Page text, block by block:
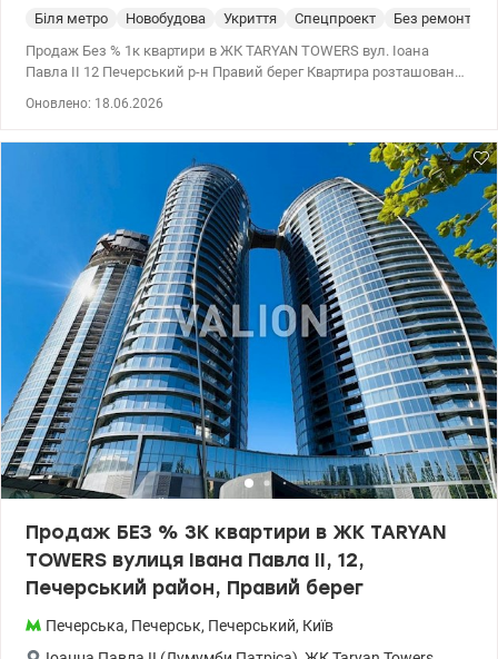
Біля метро Новобудова Укриття Спецпроект
Без ремонта
Продаж Без % 1к квартири в ЖК TARYAN TOWERS вул. Іоана
Павла II 12 Печерський р-н Правий берег Квартира розташована
квартири 45.4 м2 TARYAN TOWERS — Ікона майбутнього на мапі
де кожен елемент створений для вашого абсолютного комфорту
та безпеки. Вежі майбутнього, об'єднані скляними мостами,
відкривають можливості, яких немає в жодному іншому проєкті.
Унікальна інфраструктура «Life-Style»: • На даху першої вежі:
Авторський панорамний ресторан з терасою під відкритим
небом та неймовірним видом на центр Києва. • На даху другої
вежі: Зелений парк та зона відпочинку — оаза тиші та свіжого
повітря на висоті пташиного польоту. • На даху третьої вежі:
Власний планетарій — для тих, хто прагне торкнутися зірок, не
виходячи з дому. Спорт на межі можливостей: • Fitness & SPA
TSARSKY: Унікальний спортивний простір на другому поверсі.
Преміальний тренажерний зал, басейни та зона релаксації
світового рівня. • Панорамна бігова доріжка: Для поціновувачів
кардіо — професійна доріжка на рівні 30-го поверху, що огинає
будинок по периметру. Біжіть над містом і насолоджуйтеся
краєвидом на 360 градусів. Комфорт та логістика: • Автономність
генератори на воду, ліфти, опалення. • 3 рівні підземного
вашого авто. Сучасна система відеоспостереження та швидкісні
ліфти. • Бутік-зона: На першому поверсі між вежами
розташована галерея преміальних магазинів, кав’ярень та
сервісів. • Система «Розумний дім»: Повний контроль над вашим
простором через смартфон. Ціна 189 500 у.о. Віктор 0935705384
Оновлено: 18.06.2026
Продаж БЕЗ % 3К квартири в ЖК TARYAN
TOWERS вулиця Івана Павла II, 12,
Печерський район, Правий берег
Печерська, Печерськ, Печерський, Київ